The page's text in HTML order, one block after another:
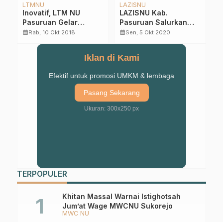
Begini Ceramah KH.
Muntasyar Hasyim
dalam Pembukaan
Musholla Al-Mustofa
calendar_monthSen, 16 Sep 2019
PCNU
Kiai Muhib Ungkapkan
Syarat
Menyempurnakan
calendar_monthSel, 9 Apr 2024
Iklan di Kami
Efektif untuk promosi UMKM & lembaga
Pasang Sekarang
Ukuran: 300x250 px
TERPOPULER
MWC NU
Khitan Massal Warnai Istighotsah
Jum’at Wage MWCNU Sukorejo